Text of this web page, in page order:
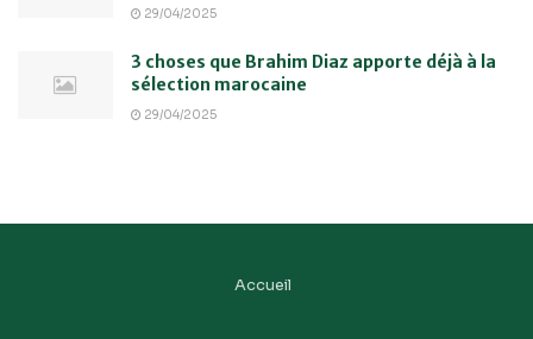
29/04/2025
3 choses que Brahim Diaz apporte déjà à la
sélection marocaine
29/04/2025
Accueil